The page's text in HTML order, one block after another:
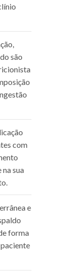
são
com
sua
e
forma